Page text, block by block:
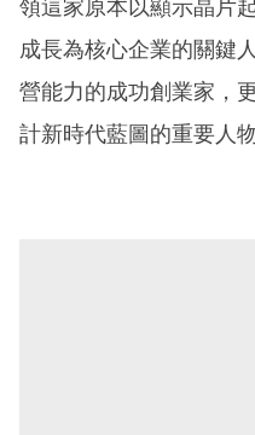
領這家原本以顯示晶片
成長為核心企業的關鍵
營能力的成功創業家，
計新時代藍圖的重要人物